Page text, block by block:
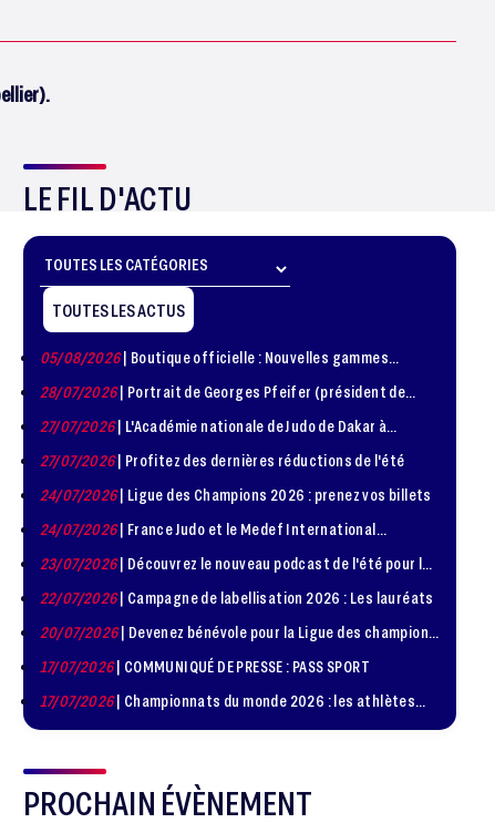
LE FIL D'ACTU
TOUTES LES ACTUS
05/08/2026| Boutique officielle : Nouvelles gammes
disponible !
28/07/2026| Portrait de Georges Pfeifer (président de
1981 – 1986)
27/07/2026| L'Académie nationale de Judo de Dakar à
l'honneur
27/07/2026| Profitez des dernières réductions de l'été
24/07/2026| Ligue des Champions 2026 : prenez vos billets
24/07/2026| France Judo et le Medef International
organisent la troisième édition de la Journée de la
23/07/2026| Découvrez le nouveau podcast de l'été pour les
jeunes judokas
22/07/2026| Campagne de labellisation 2026 : Les lauréats
20/07/2026| Devenez bénévole pour la Ligue des champions
de judo à Paris le 24 octobre !
17/07/2026| COMMUNIQUÉ DE PRESSE : PASS SPORT
17/07/2026| Championnats du monde 2026 : les athlètes
sélectionnés
PROCHAIN ÉVÈNEMENT